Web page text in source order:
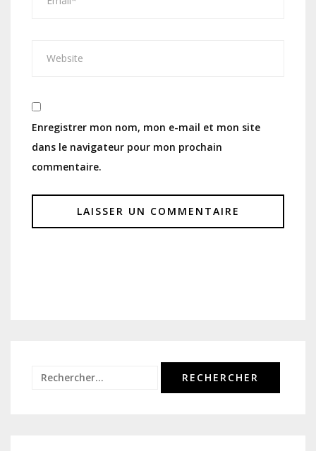
Enregistrer mon nom, mon e-mail et mon site
dans le navigateur pour mon prochain
commentaire.
Rechercher :